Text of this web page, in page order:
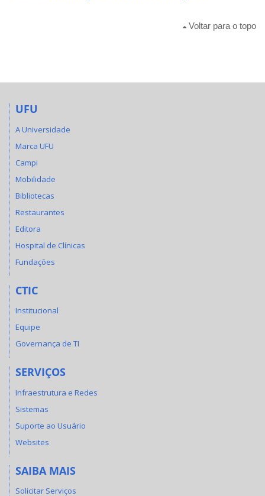
Voltar para o topo
UFU
A Universidade
Marca UFU
Campi
Mobilidade
Bibliotecas
Restaurantes
Editora
Hospital de Clínicas
Fundações
CTIC
Institucional
Equipe
Governança de TI
SERVIÇOS
Infraestrutura e Redes
Sistemas
Suporte ao Usuário
Websites
SAIBA MAIS
Solicitar Serviços